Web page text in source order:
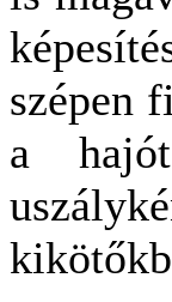
szépen
a